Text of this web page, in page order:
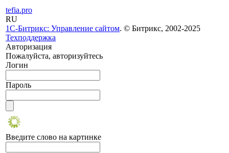
tefia.pro
RU
1С-Битрикс: Управление сайтом. © Битрикс, 2002-2025
Техподдержка
Авторизация
Пожалуйста, авторизуйтесь
Логин
Пароль
Введите слово на картинке